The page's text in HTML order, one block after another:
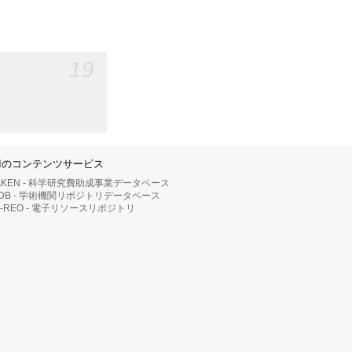
のコンテンツサービス
- 科学研究費助成事業データベース
- 学術機関リポジトリデータベース
REO - 電子リソースリポジトリ